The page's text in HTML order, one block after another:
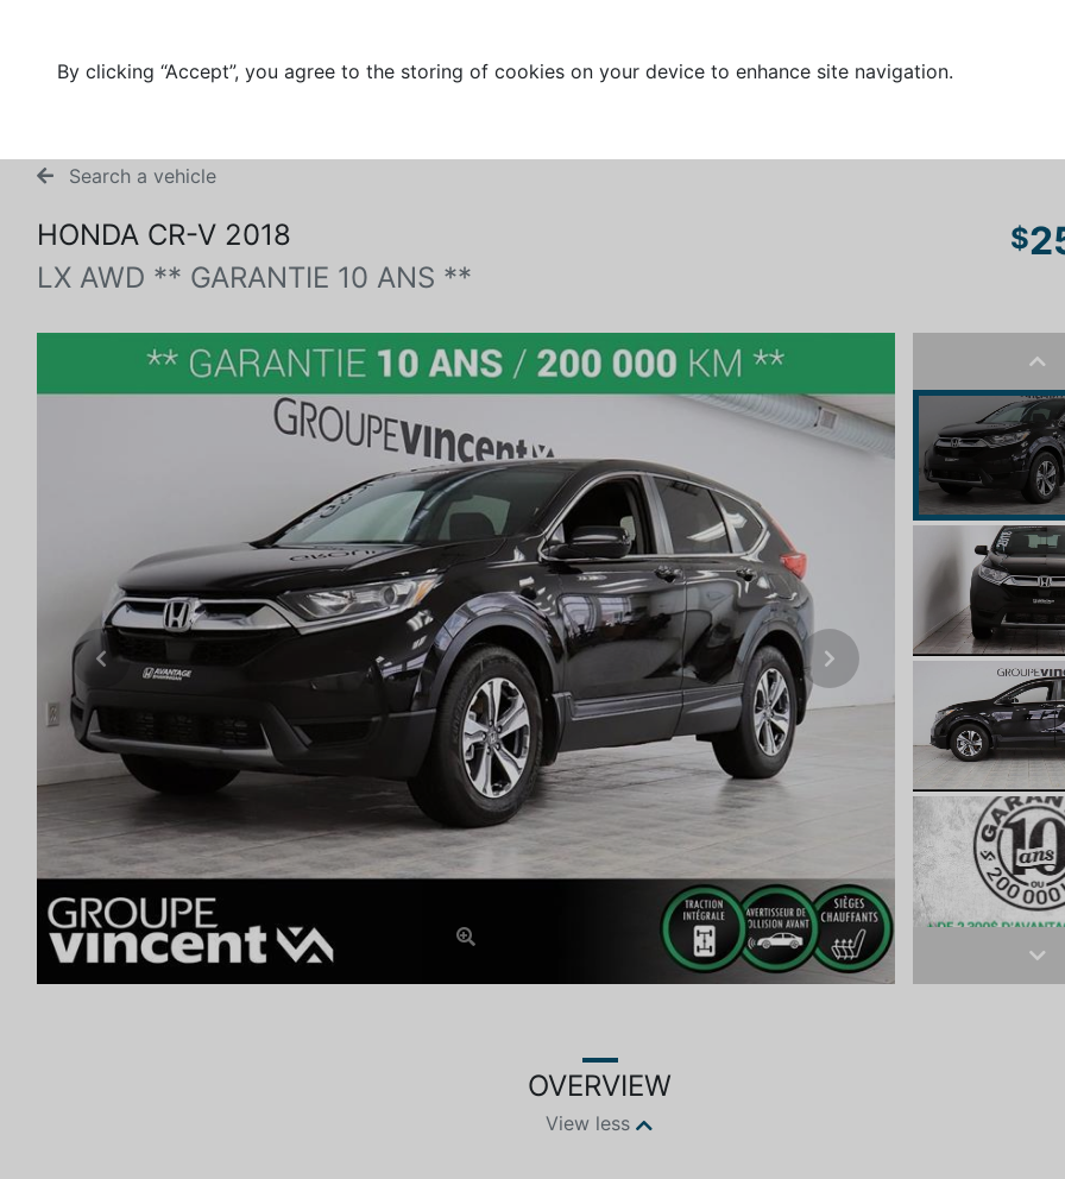
By clicking “Accept”, you agree to the storing of cookies on your device to enhance site navigation.
Search a vehicle
HONDA CR-V 2018
LX AWD ** GARANTIE 10 ANS **
$
Previous Next
OVERVIEW
View less